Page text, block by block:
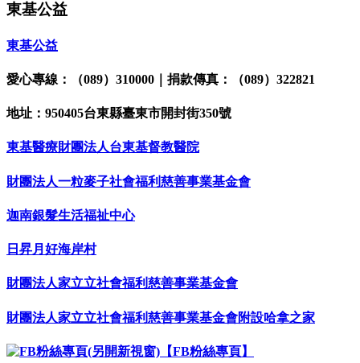
東基公益
東基公益
愛心專線：（089）310000｜捐款傳真：（089）322821
地址：950405台東縣臺東市開封街350號
東基醫療財團法人台東基督教醫院
財團法人一粒麥子社會福利慈善事業基金會
迦南銀髮生活福祉中心
日昇月好海岸村
財團法人家立立社會福利慈善事業基金會
財團法人家立立社會福利慈善事業基金會附設哈拿之家
【FB粉絲專頁】